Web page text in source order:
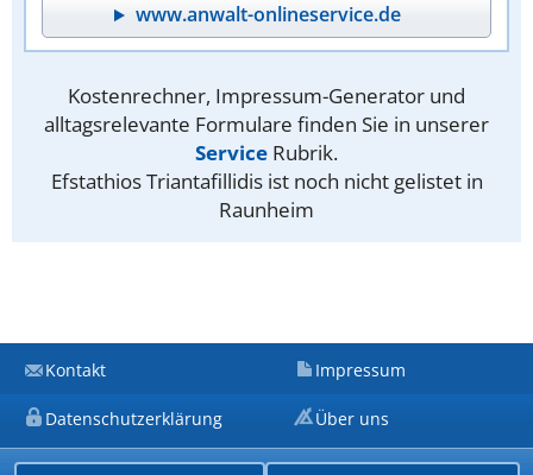
www.anwalt-onlineservice.de
Kostenrechner, Impressum-Generator und
alltagsrelevante Formulare finden Sie in unserer
Service Rubrik.
Efstathios Triantafillidis ist noch nicht gelistet in
Raunheim
Kontakt Impressum
Datenschutzerklärung Über uns